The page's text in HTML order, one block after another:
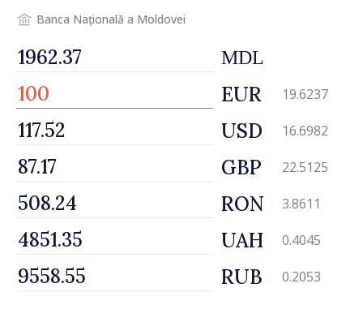
Banca Națională a Moldovei
MDL
EUR 19.6237
USD 16.6982
GBP 22.5125
RON 3.8611
UAH 0.4045
RUB 0.2053